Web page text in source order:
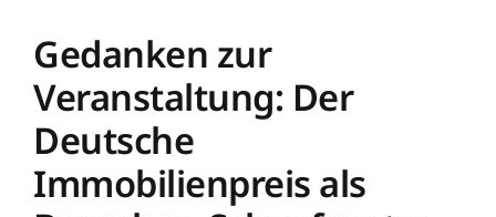
Unternehmen
Service
Leistungen
Gedanken zur
Veranstaltung: Der
Deutsche
Immobilienpreis als